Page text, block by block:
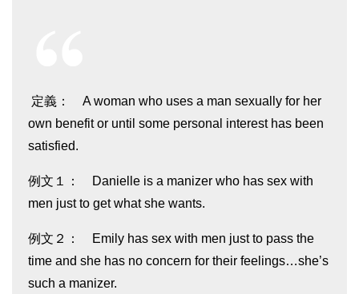
定義： A woman who uses a man sexually for her
own benefit or until some personal interest has been
satisfied.
例文１： Danielle is a manizer who has sex with
men just to get what she wants.
例文２： Emily has sex with men just to pass the
time and she has no concern for their feelings…she’s
such a manizer.